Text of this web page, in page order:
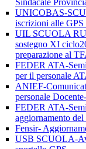
Sindacale
UNICOBAS-
iscrizioni alle GPS
UIL SCUOLA
sostegno XI
preparazione al
FEDER ATA-
per il personale
ANIEF-
personale
FEDER ATA-
aggiornamento
Fensir-
USB SCUOLA-